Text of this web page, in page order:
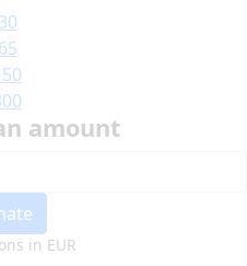
amount
in EUR